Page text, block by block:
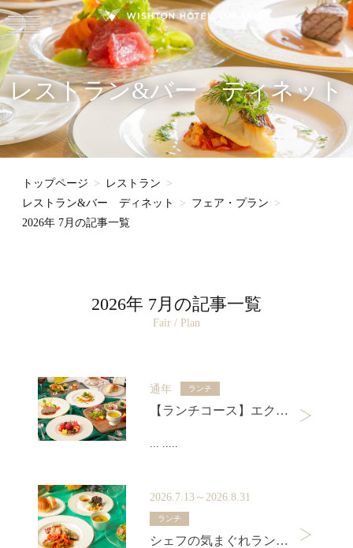
レストラン&バー ディネット
トップページ
レストラン
レストラン&バー ディネット
フェア・プラン
2026年 7月の記事一覧
2026年 7月の記事一覧
Fair / Plan
通年 ランチ
【ランチコース】エクラ ～Éclat～ 平日限定 選べるメインディッシュ
... .....
2026.7.13～2026.8.31
ランチ
シェフの気まぐれランチセット